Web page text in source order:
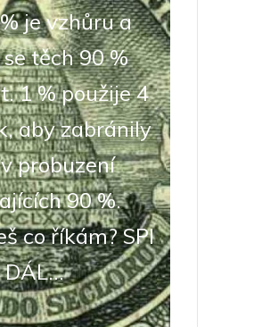
je vzhůru a
těch 90 %
1 % použije 4
aby zabránily
probuzení
90 %.
co říkám? SPI
DÁL...